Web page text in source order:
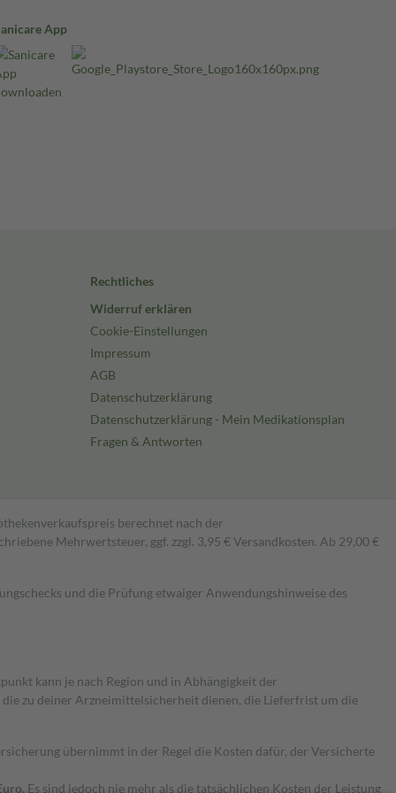
App
Rechtliches
Widerruf erklären
Cookie-Einstellungen
Impressum
AGB
Datenschutzerklärung
Datenschutzerklärung - Mein Medikationsplan
Fragen & Antworten
berechnet nach der
Mehrwertsteuer, ggf. zzgl. 3,95 € Versandkosten. Ab 29,00 €
und die Prüfung etwaiger Anwendungshinweise des
kann je nach Region und in Abhängigkeit der
zu deiner Arzneimittelsicherheit dienen, die Lieferfrist um die
übernimmt in der Regel die Kosten dafür, der Versicherte
Es sind jedoch nie mehr als die tatsächlichen Kosten der Leistung